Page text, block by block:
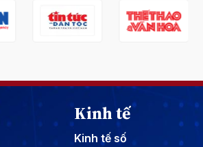
Kinh tế
Kinh tế số